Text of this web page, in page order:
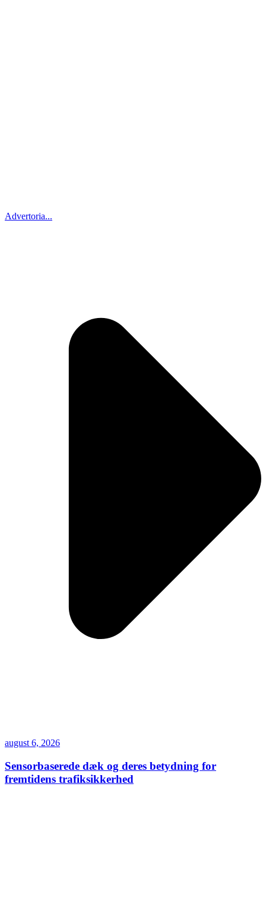
Advertoria...
august 6, 2026
Sensorbaserede dæk og deres betydning for
fremtidens trafiksikkerhed